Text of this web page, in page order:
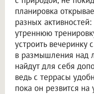
планировка
разных
утреннюю
устроить вечеринку
в размышления над
найдут для себя
ведь с террасы
пока он резвится на